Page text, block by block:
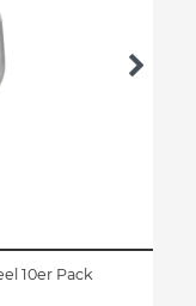
10er Pack